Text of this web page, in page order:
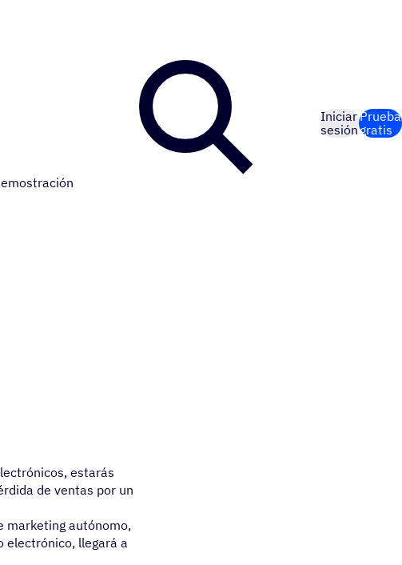
Iniciar
sesión
Prueba
gratis
estarás
de ventas por un
marketing autónomo,
electrónico, llegará a